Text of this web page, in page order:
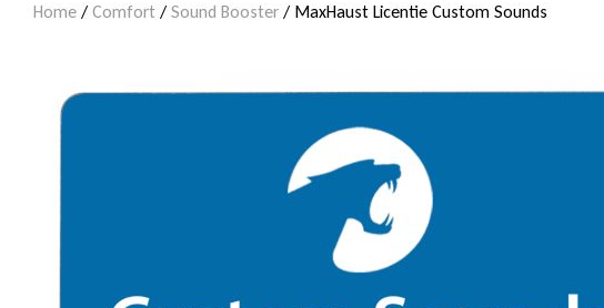
Home / Comfort / Sound Booster / MaxHaust Licentie Custom Sounds